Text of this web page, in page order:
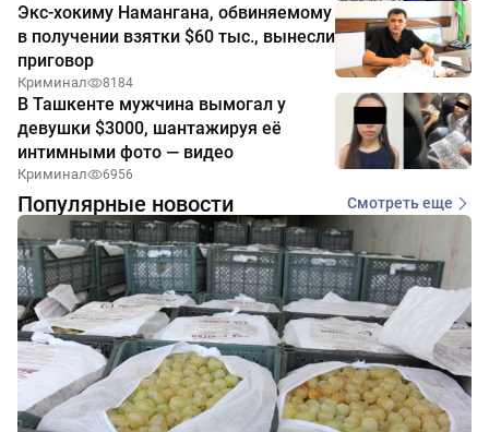
Экс-хокиму Намангана, обвиняемому
в получении взятки $60 тыс., вынесли
приговор
Криминал 8184
В Ташкенте мужчина вымогал у
девушки $3000, шантажируя её
интимными фото — видео
Криминал 6956
Популярные новости Смотреть еще